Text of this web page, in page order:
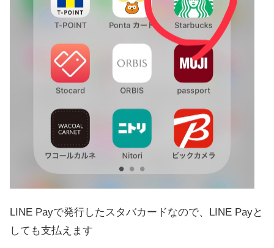
LINE Payで発行したスタバカードなので、LINE Payと
しても支払えます